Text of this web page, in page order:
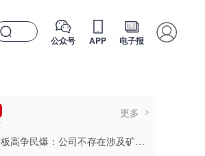
公众号 APP 电子报
更多
民爆：公司不存在涉及矿山资产注入和重大资产重组的具体计划